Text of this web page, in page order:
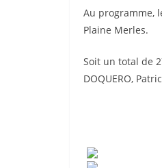
Au programme,
Plaine Merles.
Soit un total de
DOQUERO,